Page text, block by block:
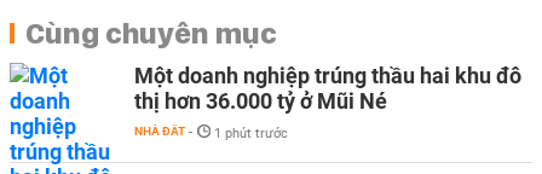
Cùng chuyên mục
Một doanh nghiệp trúng thầu hai khu đô
thị hơn 36.000 tỷ ở Mũi Né
NHÀ ĐẤT - 1 phút trước